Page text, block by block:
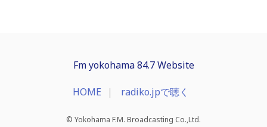
Fm yokohama 84.7 Website
HOME radiko.jpで聴く
© Yokohama F.M. Broadcasting Co.,Ltd.